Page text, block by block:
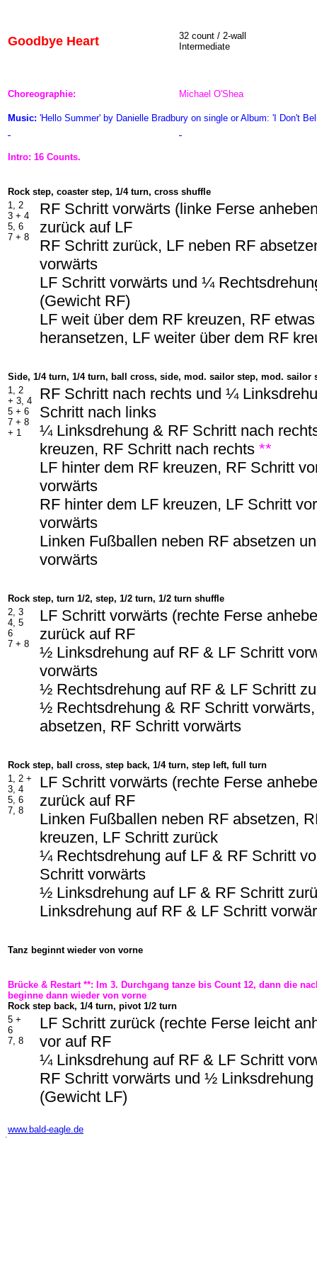
Goodbye Heart
32 count / 2-wall
Intermediate
Choreographie: Michael O'Shea
Music: 'Hello Summer' by Danielle Bradbury on single or Album: 'I Don't
Intro: 16 Counts.
Rock step, coaster step, 1/4 turn, cross shuffle
1, 2
3 + 4
5, 6
7 + 8
RF Schritt vorwärts (linke Ferse
zurück auf LF
RF Schritt zurück, LF neben RF
vorwärts
LF Schritt vorwärts und ¼
(Gewicht RF)
LF weit über dem RF kreuzen, RF
heransetzen, LF weiter über dem RF
Side, 1/4 turn, 1/4 turn, ball cross, side, mod. sailor step, mod. sailor
1, 2
+ 3, 4
5 + 6
7 + 8
+ 1
RF Schritt nach rechts und ¼
Schritt nach links
¼ Linksdrehung & RF Schritt nach
kreuzen, RF Schritt nach rechts **
LF hinter dem RF kreuzen, RF Schritt
vorwärts
RF hinter dem LF kreuzen, LF Schritt
vorwärts
Linken Fußballen neben RF absetzen
vorwärts
Rock step, turn 1/2, step, 1/2 turn, 1/2 turn shuffle
2, 3
4, 5
6
7 + 8
LF Schritt vorwärts (rechte Ferse
zurück auf RF
½ Linksdrehung auf RF & LF Schritt
vorwärts
½ Rechtsdrehung auf RF & LF Schritt
½ Rechtsdrehung & RF Schritt
absetzen, RF Schritt vorwärts
Rock step, ball cross, step back, 1/4 turn, step left, full turn
1, 2 +
3, 4
5, 6
7, 8
LF Schritt vorwärts (rechte Ferse
zurück auf RF
Linken Fußballen neben RF absetzen,
kreuzen, LF Schritt zurück
¼ Rechtsdrehung auf LF & RF Schritt
Schritt vorwärts
½ Linksdrehung auf LF & RF Schritt
Linksdrehung auf RF & LF Schritt
Tanz beginnt wieder von vorne
Brücke & Restart **: Im 3. Durchgang tanze bis Count 12, dann die
beginne dann wieder von vorne
Rock step back, 1/4 turn, pivot 1/2 turn
5 +
6
7, 8
LF Schritt zurück (rechte Ferse leicht
vor auf RF
¼ Linksdrehung auf RF & LF Schritt
RF Schritt vorwärts und ½
(Gewicht LF)
www.bald-eagle.de